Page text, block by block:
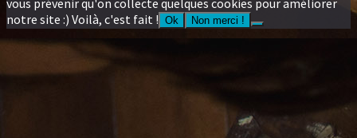
notre site :) Voilà, c'est fait ! Ok Non merci !